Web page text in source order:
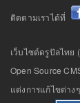
ติดตามเราได้ที่
เว็บไซต์ดรูปัลไทย
Open Source
แต่งการแก้ไขต่างๆ